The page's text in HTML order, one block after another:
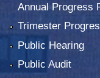
Annual Progress
Trimester
Public Hearing
Public Audit